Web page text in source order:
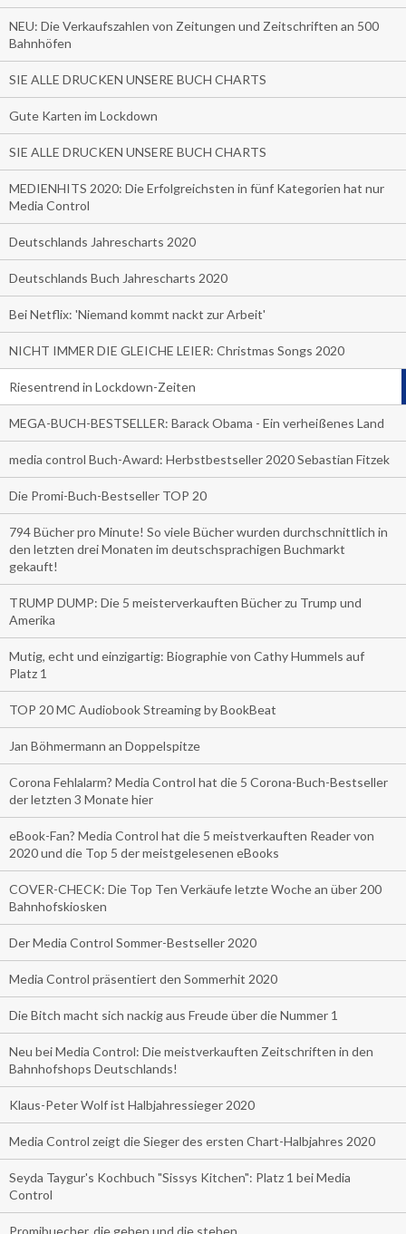
NEU: Die Verkaufszahlen von Zeitungen und Zeitschriften an 500
Bahnhöfen
SIE ALLE DRUCKEN UNSERE BUCH CHARTS
Gute Karten im Lockdown
SIE ALLE DRUCKEN UNSERE BUCH CHARTS
MEDIENHITS 2020: Die Erfolgreichsten in fünf Kategorien hat nur
Media Control
Deutschlands Jahrescharts 2020
Deutschlands Buch Jahrescharts 2020
Bei Netflix: 'Niemand kommt nackt zur Arbeit'
NICHT IMMER DIE GLEICHE LEIER: Christmas Songs 2020
Riesentrend in Lockdown-Zeiten
MEGA-BUCH-BESTSELLER: Barack Obama - Ein verheißenes Land
media control Buch-Award: Herbstbestseller 2020 Sebastian Fitzek
Die Promi-Buch-Bestseller TOP 20
794 Bücher pro Minute! So viele Bücher wurden durchschnittlich in
den letzten drei Monaten im deutschsprachigen Buchmarkt
gekauft!
TRUMP DUMP: Die 5 meisterverkauften Bücher zu Trump und
Amerika
Mutig, echt und einzigartig: Biographie von Cathy Hummels auf
Platz 1
TOP 20 MC Audiobook Streaming by BookBeat
Jan Böhmermann an Doppelspitze
Corona Fehlalarm? Media Control hat die 5 Corona-Buch-Bestseller
der letzten 3 Monate hier
eBook-Fan? Media Control hat die 5 meistverkauften Reader von
2020 und die Top 5 der meistgelesenen eBooks
COVER-CHECK: Die Top Ten Verkäufe letzte Woche an über 200
Bahnhofskiosken
Der Media Control Sommer-Bestseller 2020
Media Control präsentiert den Sommerhit 2020
Die Bitch macht sich nackig aus Freude über die Nummer 1
Neu bei Media Control: Die meistverkauften Zeitschriften in den
Bahnhofshops Deutschlands!
Klaus-Peter Wolf ist Halbjahressieger 2020
Media Control zeigt die Sieger des ersten Chart-Halbjahres 2020
Seyda Taygur's Kochbuch "Sissys Kitchen": Platz 1 bei Media
Control
Promibuecher, die gehen und die stehen.